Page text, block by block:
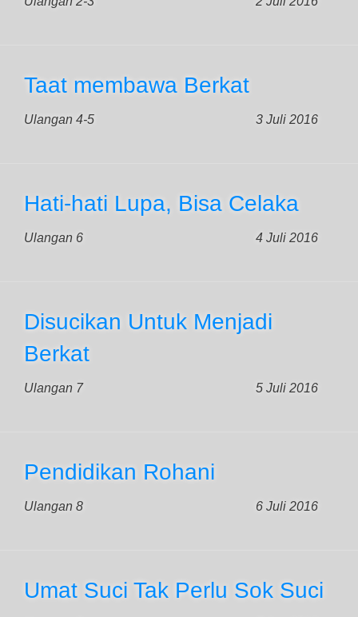
Taat membawa Berkat
Ulangan 4-5 3 Juli 2016
Hati-hati Lupa, Bisa Celaka
Ulangan 6 4 Juli 2016
Disucikan Untuk Menjadi
Berkat
Ulangan 7 5 Juli 2016
Pendidikan Rohani
Ulangan 8 6 Juli 2016
Umat Suci Tak Perlu Sok Suci